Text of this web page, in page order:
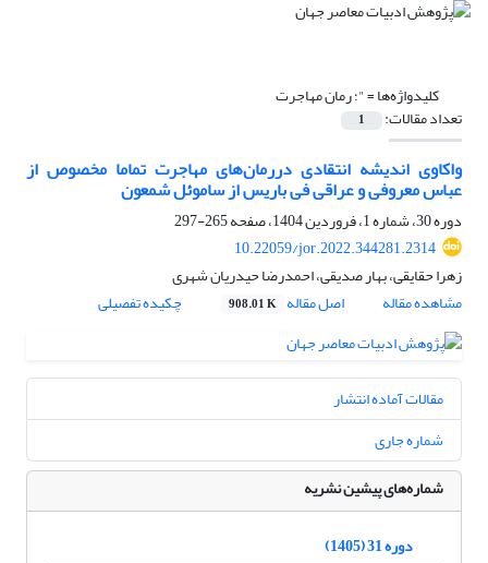
کلیدواژه‌ها ="؛ رمان مهاجرت
تعداد مقالات: 1
واکاوی اندیشه انتقادی دررمان‌های مهاجرت تماما مخصوص از
عباس معروفی و عراقی فی باریس از ساموئل شمعون
دوره 30، شماره 1، فروردین 1404، صفحه
265-297
10.22059/jor.2022.344281.2314
زهرا حقایقی، بهار صدیقی، احمدرضا حیدریان شهری
مشاهده مقاله
اصل مقاله 908.01 K چکیده تفصیلی
مقالات آماده انتشار
شماره جاری
شماره‌های پیشین نشریه
دوره 31 (1405)